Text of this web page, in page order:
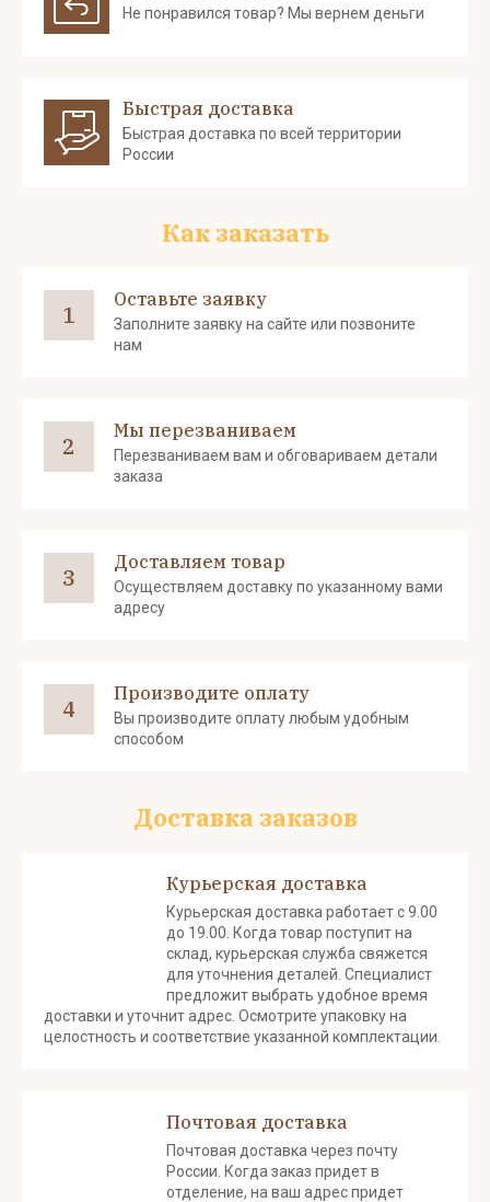
Не понравился товар? Мы вернем деньги
Быстрая доставка
Быстрая доставка по всей территории
России
Как заказать
1
Оставьте заявку
Заполните заявку на сайте или позвоните
нам
2
Мы перезваниваем
Перезваниваем вам и обговариваем детали
заказа
3
Доставляем товар
Осуществляем доставку по указанному вами
адресу
4
Производите оплату
Вы производите оплату любым удобным
способом
Доставка заказов
Курьерская доставка
Курьерская доставка работает с 9.00
до 19.00. Когда товар поступит на
склад, курьерская служба свяжется
для уточнения деталей. Специалист
предложит выбрать удобное время
доставки и уточнит адрес. Осмотрите упаковку на
целостность и соответствие указанной комплектации.
Почтовая доставка
Почтовая доставка через почту
России. Когда заказ придет в
отделение, на ваш адрес придет